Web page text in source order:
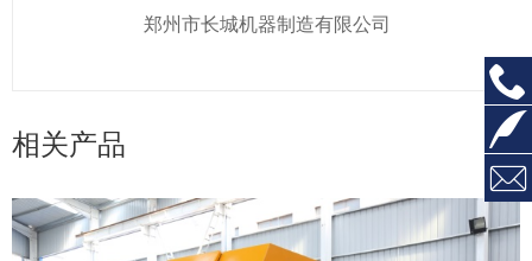
郑州市长城机器制造有限公司
相关产品


